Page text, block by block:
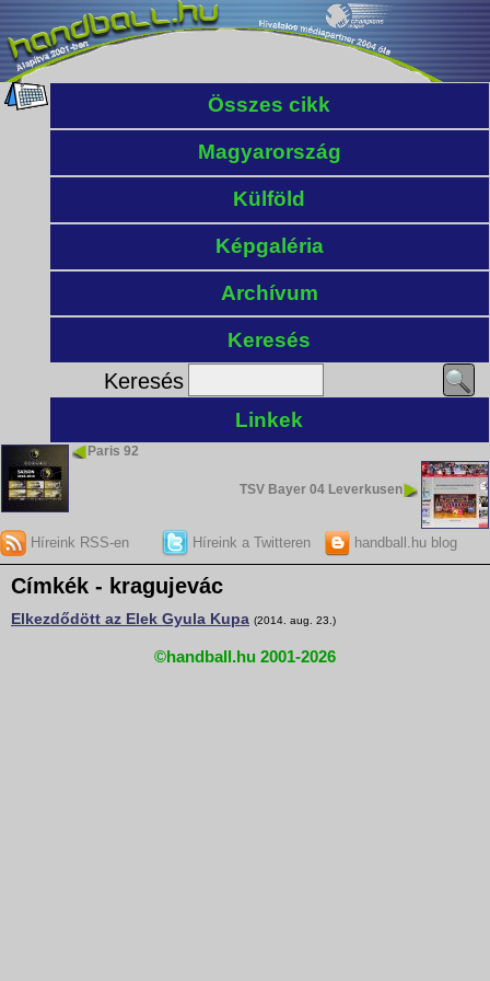
Összes cikk
Magyarország
Külföld
Képgaléria
Archívum
Keresés
Keresés
Linkek
Paris 92
TSV Bayer 04 Leverkusen
Híreink RSS-en Híreink a Twitteren handball.hu blog
Címkék - kragujevác
Elkezdődött az Elek Gyula Kupa (2014. aug. 23.)
©handball.hu 2001-2026